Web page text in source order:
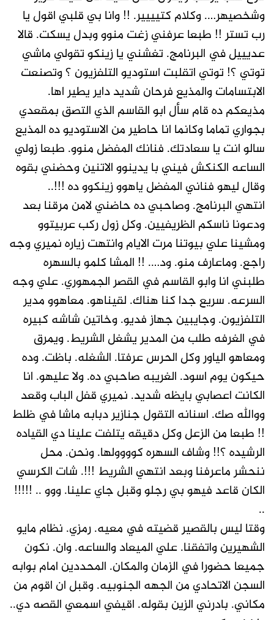
وشخصيهر…. وكلام كتيييير. !! وانا بي قلبي اقول يا
رب تستر !! طبعا عرفني زغت منوو وبدل يسكت. قالا
عديييل في البرنامج. تغشني يا زينكو تقولي ماشي
توتي ؟! توتي اتقلبت استوديو التلفزيون ؟ وتصنعت
الابتسامات والمذيع فرحان شديد داير يطير اها.
مذيعكم ده قام سأل ابو القاسم الذي التصق بمقعدي
بجواري تماما وكانما انا حاطير من الاستوديو ده المذيع
سالو انت يا سعادتك. فنانك المفضل منوو. طبعا زولي
الساعه الكنكش فيني با يدينوو الاتنين وحضني بقوه
وقال ليهو فناني المفضل ياهوو زينكوو ده !!!..
انتهي البرنامج. وصاحبي ده حاضني لامن مرقنا بعد
ودعونا ناسكم الظريفيين. وكل زول ركب عربيتوو
ومشينا علي بيوتنا مرت الايام وانتهت زياره نميري وجه
راجع. وماعارف منو. ود…. !! المشا كلمو بالسهره
طلبني انا وابو القاسم في القصر الجمهوري. علي وجه
السرعه. سريع جدا كنا هناك. لقيناهو. معاهوو مدير
التلفزيون. وجايبين جهاز فديو. وخاتين شاشه كبيره
في الغرفه طلب من المدير يشغل الشريط. ويمرق
ومعاهو الياور وكل الحرس عرفتا. الشغله. باظت. وده
حيكون يوم اسود. الغريبه صاحبي ده. ولا عليهو. انا
الكانت اعصابي بايظه شديد. نميري قفل الباب وقعد
ووالله صك. اسنانه التقول جنازير دبابه ماشا في ظلط
!! طبعا من الزعل وكل دقيقه يتلفت علينا دي القياده
الرشيده ؟!! وشاف السهره كوووولها. ونحن. محل
ننحشر ماعرفنا وبعد انتهي الشريط !!!. شات الكرسي
الكان قاعد فيهو بي رجلو وقبل جاي علينا. ووو .. !!!!!
..
وقتا ليس بالقصير قضيته في معيه. رمزي. نظام مايو
الشهيرين واتفقنا. علي الميعاد والساعه. وان. نكون
جميعا حضورا في الزمان والمكان. المحددين امام بوابه
السجن الاتحادي من الجهه الجنوبيه. وقبل ان اقوم من
مكاني. بادرني الزين بقوله. اقيفي اسمعي القصه دي..